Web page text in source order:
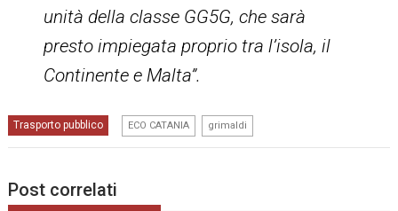
unità della classe GG5G, che sarà
presto impiegata proprio tra l’isola, il
Continente e Malta”.
Trasporto pubblico ECO CATANIA grimaldi
Post correlati